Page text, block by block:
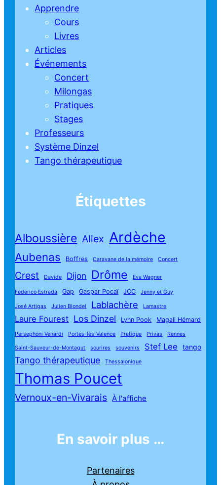
Apprendre
Cours
Livres
Articles
Événements
Concert
Milongas
Pratiques
Stages
Professeurs
Système Dinzel
Tango thérapeutique
Étiquettes
Alboussière Allex Ardèche
Aubenas Boffres Caravane de la mémoire Concert
Crest Davide Dijon Drôme Eva Wagner
Federico Estrada Gap Gaspar Pocaï JCC Jenny et Guy
José Artigas Julien Blondel Lablachère Lamastre
Laure Fourest Los Dinzel Lynn Pook Magali Hémard
Persephoni Venardi Portes-lès-Valence Pratique Privas Rennes
Saint-Sauveur-de-Montagut sourires souvenirs Stef Lee tango
Tango thérapeutique Thessalonique
Thomas Poucet
Vernoux-en-Vivarais À l'affiche
En savoir plus …
Partenaires